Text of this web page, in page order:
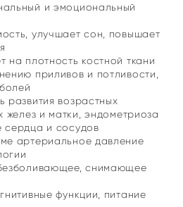
и эмоциональный
улучшает сон, повышает
на плотность костной ткани
приливов и потливости,
развития возрастных
и матки, эндометриоза
сердца и сосудов
артериальное давление
снимающее
функции, питание